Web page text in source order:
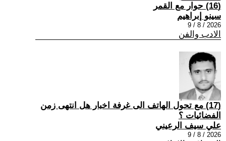
(16) حوار مع القمر
سينو إبراهيم
2026 / 8 / 9
الادب والفن
(17) مع تحول الهاتف الى غرفة اخبار هل انتهى زمن
الفضائيات ؟
علي سيف الرعيني
2026 / 8 / 9